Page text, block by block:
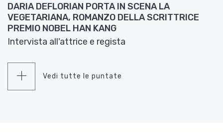
DARIA DEFLORIAN PORTA IN SCENA LA
VEGETARIANA, ROMANZO DELLA SCRITTRICE
PREMIO NOBEL HAN KANG
Intervista all'attrice e regista
Vedi tutte le puntate